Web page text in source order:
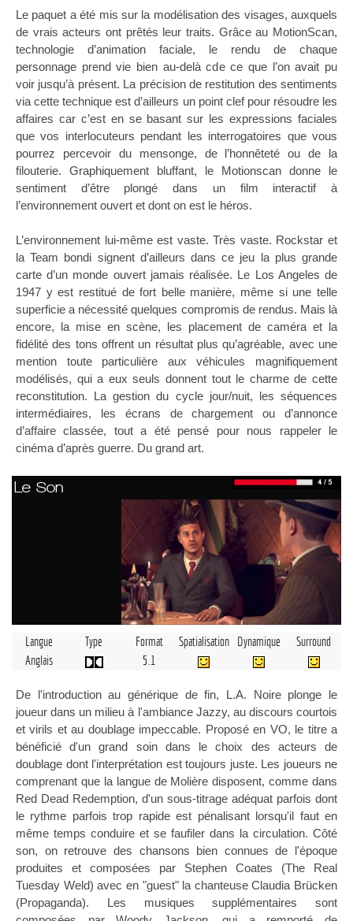
Le paquet a été mis sur la modélisation des visages, auxquels
de vrais acteurs ont prêtés leur traits. Grâce au MotionScan,
technologie d’animation faciale, le rendu de chaque
personnage prend vie bien au-delà cde ce que l’on avait pu
voir jusqu’à présent. La précision de restitution des sentiments
via cette technique est d’ailleurs un point clef pour résoudre les
affaires car c’est en se basant sur les expressions faciales
que vos interlocuteurs pendant les interrogatoires que vous
pourrez percevoir du mensonge, de l’honnêteté ou de la
filouterie. Graphiquement bluffant, le Motionscan donne le
sentiment d’être plongé dans un film interactif à
l’environnement ouvert et dont on est le héros.
L’environnement lui-même est vaste. Très vaste. Rockstar et
la Team bondi signent d’ailleurs dans ce jeu la plus grande
carte d’un monde ouvert jamais réalisée. Le Los Angeles de
1947 y est restitué de fort belle manière, même si une telle
superficie a nécessité quelques compromis de rendus. Mais là
encore, la mise en scène, les placement de caméra et la
fidélité des tons offrent un résultat plus qu’agréable, avec une
mention toute particulière aux véhicules magnifiquement
modélisés, qui a eux seuls donnent tout le charme de cette
reconstitution. La gestion du cycle jour/nuit, les séquences
intermédiaires, les écrans de chargement ou d’annonce
d’affaire classée, tout a été pensé pour nous rappeler le
cinéma d’après guerre. Du grand art.
Le Son
Langue Type Format Spatialisation Dynamique
Surround
Anglais
5.1
De l'introduction au générique de fin, L.A. Noire plonge le
joueur dans un milieu à l'ambiance Jazzy, au discours courtois
et virils et au doublage impeccable. Proposé en VO, le titre a
bénéficié d'un grand soin dans le choix des acteurs de
doublage dont l'interprétation est toujours juste. Les joueurs ne
comprenant que la langue de Molière disposent, comme dans
Red Dead Redemption, d'un sous-titrage adéquat parfois dont
le rythme parfois trop rapide est pénalisant lorsqu'il faut en
même temps conduire et se faufiler dans la circulation. Côté
son, on retrouve des chansons bien connues de l'époque
produites et composées par Stephen Coates (The Real
Tuesday Weld) avec en "guest" la chanteuse Claudia Brücken
(Propaganda). Les musiques supplémentaires sont